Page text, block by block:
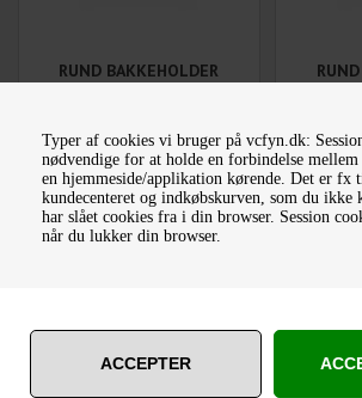
Typer af cookies vi bruger på vcfyn.dk:
nødvendige for at holde en forbindelse
en hjemmeside/applikation kørende. Det er fx
kundecenteret og indkøbskurven, som du ikke
har slået cookies fra i din browser. Session
når du lukker din browser.
RUND BAKKEHOLDER
1.162,50 DKK
Varenummer: 491824006